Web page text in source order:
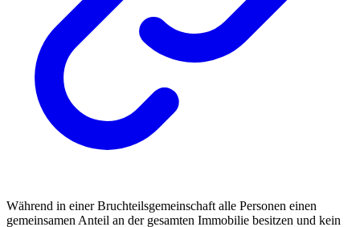
Während in einer Bruchteilsgemeinschaft alle Personen einen
gemeinsamen Anteil an der gesamten Immobilie besitzen und kein